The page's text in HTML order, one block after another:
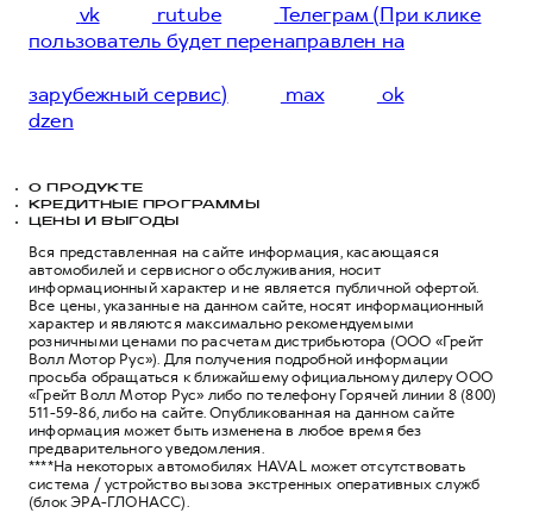
vk rutube
Телеграм (При клике
пользователь будет перенаправлен на
зарубежный сервис) max
ok
dzen
О ПРОДУКТЕ
КРЕДИТНЫЕ ПРОГРАММЫ
ЦЕНЫ И ВЫГОДЫ
Вся представленная на сайте информация, касающаяся
автомобилей и сервисного обслуживания, носит
информационный характер и не является публичной офертой.
Все цены, указанные на данном сайте, носят информационный
характер и являются максимально рекомендуемыми
розничными ценами по расчетам дистрибьютора (ООО «Грейт
Волл Мотор Рус»). Для получения подробной информации
просьба обращаться к ближайшему официальному дилеру ООО
«Грейт Волл Мотор Рус» либо по телефону Горячей линии 8 (800)
511-59-86, либо на сайте. Опубликованная на данном сайте
информация может быть изменена в любое время без
предварительного уведомления.
****На некоторых автомобилях HAVAL может отсутствовать
система / устройство вызова экстренных оперативных служб
(блок ЭРА-ГЛОНАСС).